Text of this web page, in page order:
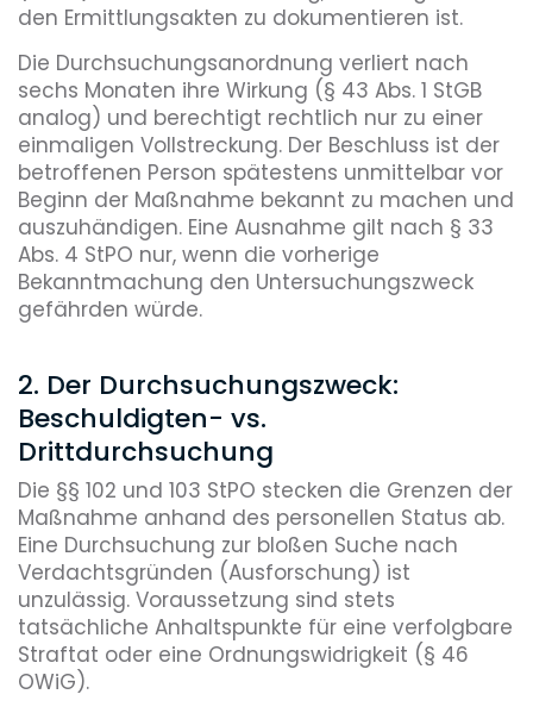
den Ermittlungsakten zu dokumentieren ist.
Die Durchsuchungsanordnung verliert nach
sechs Monaten ihre Wirkung (§ 43 Abs. 1 StGB
analog) und berechtigt rechtlich nur zu einer
einmaligen Vollstreckung. Der Beschluss ist der
betroffenen Person spätestens unmittelbar vor
Beginn der Maßnahme bekannt zu machen und
auszuhändigen. Eine Ausnahme gilt nach § 33
Abs. 4 StPO nur, wenn die vorherige
Bekanntmachung den Untersuchungszweck
gefährden würde.
2. Der Durchsuchungszweck:
Beschuldigten- vs.
Drittdurchsuchung
Die §§ 102 und 103 StPO stecken die Grenzen der
Maßnahme anhand des personellen Status ab.
Eine Durchsuchung zur bloßen Suche nach
Verdachtsgründen (Ausforschung) ist
unzulässig. Voraussetzung sind stets
tatsächliche Anhaltspunkte für eine verfolgbare
Straftat oder eine Ordnungswidrigkeit (§ 46
OWiG).